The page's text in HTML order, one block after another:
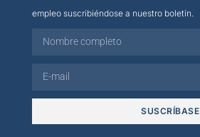
empleo suscribiéndose a nuestro boletín.
SUSCRÍBASE